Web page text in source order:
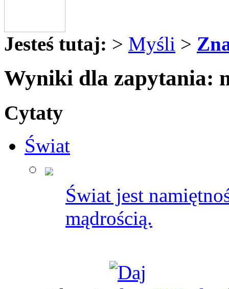
Jesteś tutaj: > Myśli >
Wyniki dla zapytania:
Cytaty
Świat
Świat jest
mądrością.